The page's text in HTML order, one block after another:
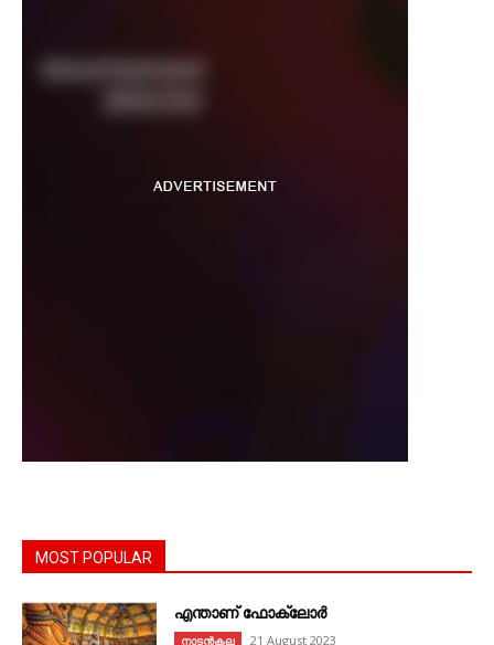
MOST POPULAR
എന്താണ്‌ ഫോക്‌ലോർ
നാടൻകല 21 August 2023